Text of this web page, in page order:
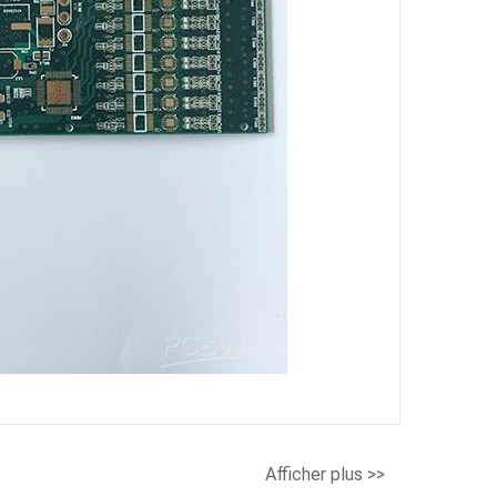
Afficher plus >>